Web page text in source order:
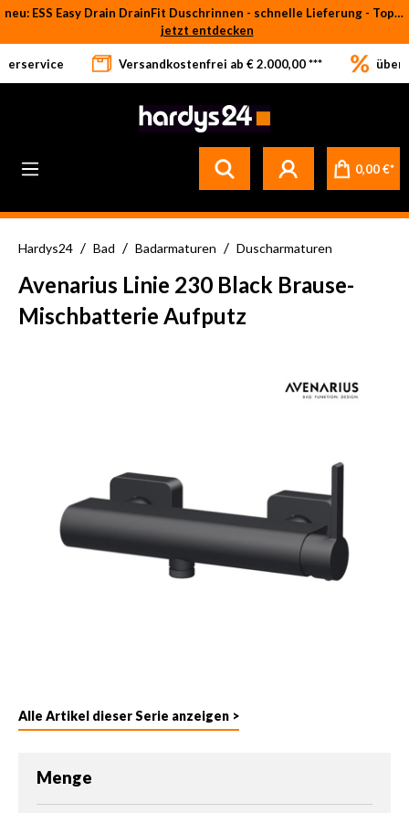
Zum Hauptinhalt springen
neu: ESS Easy Drain DrainFit Duschrinnen - schnelle Lieferung - Top-Preise
jetzt entdecken
Betrifft ausschließlich bei Bestellware-Fliesen: aufgrund der Werksferien in Italien und Spanien kommt es zu Verzögerungen bei der Verladung. Sämtliche Lagerware (sofort verfügbar) sowie alle anderen Produktgruppen versenden wir weiterhin regulär
Versandkostenfrei ab € 2.000,00 *** über
0,00 €*
Hardys24 / Bad / Badarmaturen / Duscharmaturen
Avenarius Linie 230 Black Brause-
Mischbatterie Aufputz
Alle Artikel dieser Serie anzeigen >
Menge